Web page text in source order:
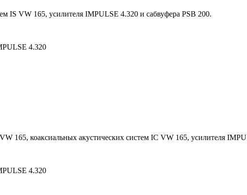
IS VW 165, усилителя IMPULSE 4.320 и сабвуфера PSB 200.
4.320
165, коаксиальных акустических систем IC VW 165, усилителя
4.320